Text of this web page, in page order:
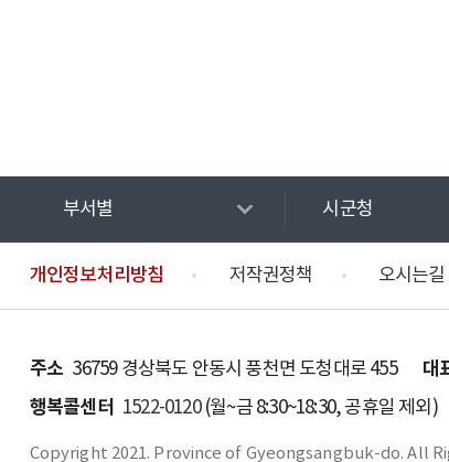
부서별 시군청
개인정보처리방침 저작권정책 오시는길
주소 36759 경상북도 안동시 풍천면 도청대로 455 대
행복콜센터 1522-0120(월~금 8:30~18:30, 공휴일 제외)
Copyright 2021. Province of Gyeongsangbuk-do. All